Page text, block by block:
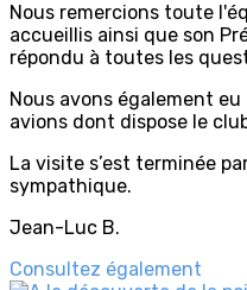
Nous remercions toute
accueillis ainsi que son
répondu à toutes les
Nous avons également
avions dont dispose le
La visite s’est terminée
sympathique.
Jean-Luc B.
Consultez également